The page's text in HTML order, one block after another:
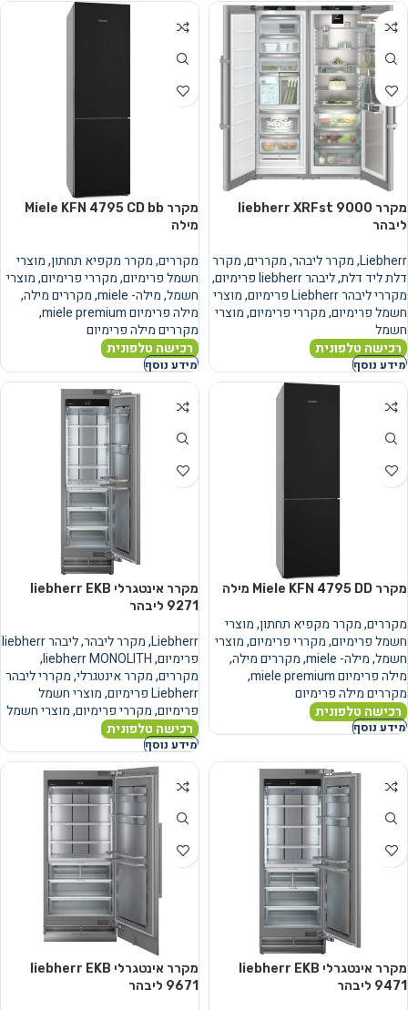
מקרר liebherr XRFst 9000
ליבהר
Liebherr
,מקרר ליבהר,מקררים,מקרר
דלת ליד דלת,ליבהר liebherr פרימיום
,
מקררי ליבהר Liebherr פרימיום
,מוצרי
חשמל פרימיום,מקררי פרימיום,מוצרי
חשמל
רכישה טלפונית
מידע נוסף
מקרר Miele KFN 4795 CD bb
מילה
מקררים,מקרר מקפיא תחתון,מוצרי
חשמל פרימיום,מקררי פרימיום,מוצרי
חשמל,מילה- miele ,מקררים מילה,
מילה פרימיום miele premium
,
מקררים מילה פרימיום
רכישה טלפונית
מידע נוסף
מקרר Miele KFN 4795 DD מילה
מקררים,מקרר מקפיא תחתון,מוצרי
חשמל פרימיום,מקררי פרימיום,מוצרי
חשמל,מילה- miele ,מקררים מילה,
מילה פרימיום miele premium
,
מקררים מילה פרימיום
רכישה טלפונית
מידע נוסף
מקרר אינטגרלי liebherr EKB
9271 ליבהר
Liebherr
,מקרר ליבהר,
ליבהר liebherr
פרימיום,
liebherr MONOLITH
,
מקררים,מקרר אינטגרלי,מקררי ליבהר
Liebherr פרימיום
,מוצרי חשמל
פרימיום,מקררי פרימיום,מוצרי חשמל
רכישה טלפונית
מידע נוסף
מקרר אינטגרלי liebherr EKB
9471 ליבהר
מקרר אינטגרלי liebherr EKB
9671 ליבהר